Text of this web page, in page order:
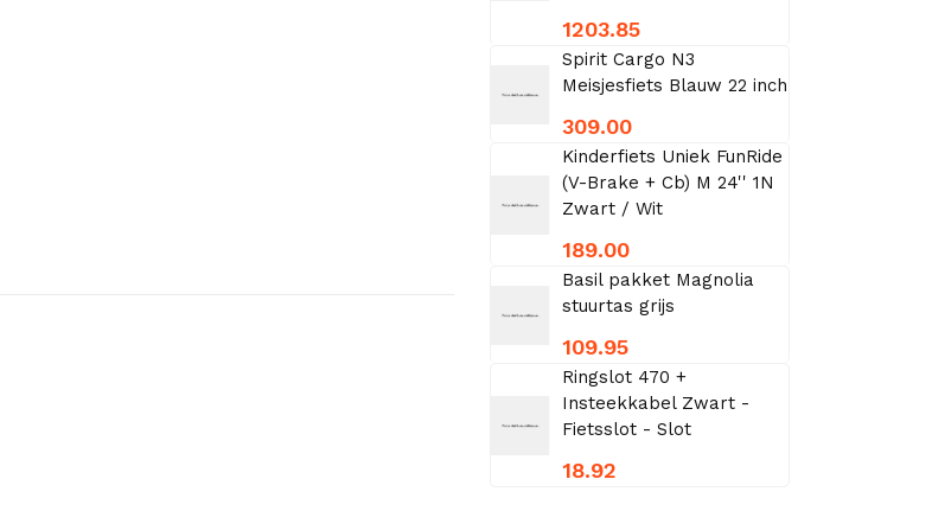
1203.85
Spirit Cargo N3
Meisjesfiets Blauw 22 inch
309.00
Kinderfiets Uniek FunRide
(V-Brake + Cb) M 24'' 1N
Zwart / Wit
189.00
Basil pakket Magnolia
stuurtas grijs
109.95
Ringslot 470 +
Insteekkabel Zwart -
Fietsslot - Slot
18.92